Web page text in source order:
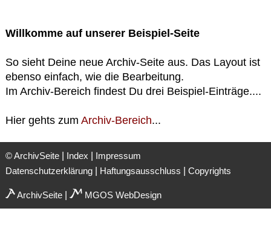
Willkomme auf unserer Beispiel-Seite
So sieht Deine neue Archiv-Seite aus. Das Layout ist
ebenso einfach, wie die Bearbeitung.
Im Archiv-Bereich findest Du drei Beispiel-Einträge....
Hier gehts zum Archiv-Bereich...
© ArchivSeite| Index |
Impressum
Datenschutzerklärung| Haftungsausschluss | Copyrights
ArchivSeite| MGOS WebDesign